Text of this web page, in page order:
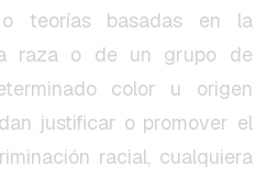
teorías basadas en la
raza o de un grupo de
color u origen
justificar o promover el
racial, cualquiera